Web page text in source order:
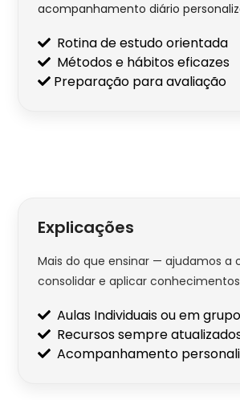
acompanhamento diário
Rotina de estudo orientada
Métodos e hábitos eficazes
Preparação para avaliação
Explicações
Mais do que ensinar — ajudamos a
consolidar e aplicar
Aulas Individuais ou em grupo
Recursos sempre
Acompanhamento